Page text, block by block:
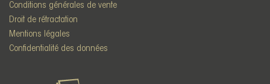
Conditions générales de vente
Droit de rétractation
Mentions légales
Confidentialité des données